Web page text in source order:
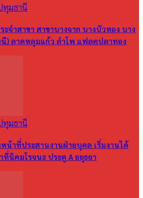
ทุมธานี
ะจำสาขา สาขาบางจาก บางบัวทอง บาง
) ลาดหลุมแก้ว ลำโพ แฟลตปลาทอง
ทุมธานี
หน้าที่ประสานงานฝ่ายบุคล เริ่มงานได้
นิคมโรจนะ ประตู A อยุธยา